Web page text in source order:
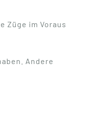
Züge im Voraus
Andere